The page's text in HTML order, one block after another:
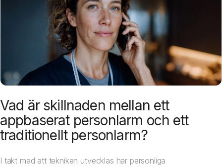
Vad är skillnaden mellan ett
appbaserat personlarm och ett
traditionellt personlarm?
I takt med att tekniken utvecklas har personliga